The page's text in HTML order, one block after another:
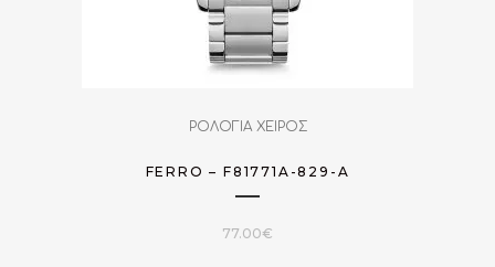
ΡΟΛΟΓΙΑ ΧΕΙΡΟΣ
FERRO – F81771A-829-A
77.00€